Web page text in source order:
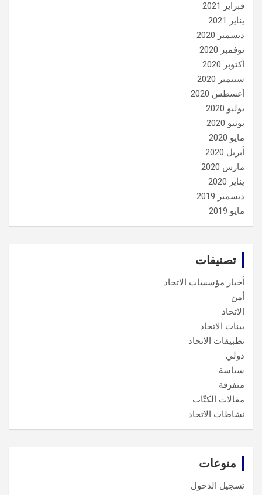
فبراير 2021
يناير 2021
ديسمبر 2020
نوفمبر 2020
أكتوبر 2020
سبتمبر 2020
أغسطس 2020
يوليو 2020
يونيو 2020
مايو 2020
أبريل 2020
مارس 2020
يناير 2020
ديسمبر 2019
مايو 2019
تصنيفات
أخبار مؤسسات الاتحاد
أمن
الاتحاد
بينات الاتحاد
تطبيقات الاتحاد
دولي
سياسة
متفرقة
مقالات الكتّاب
نشاطات الاتحاد
منوعات
تسجيل الدخول